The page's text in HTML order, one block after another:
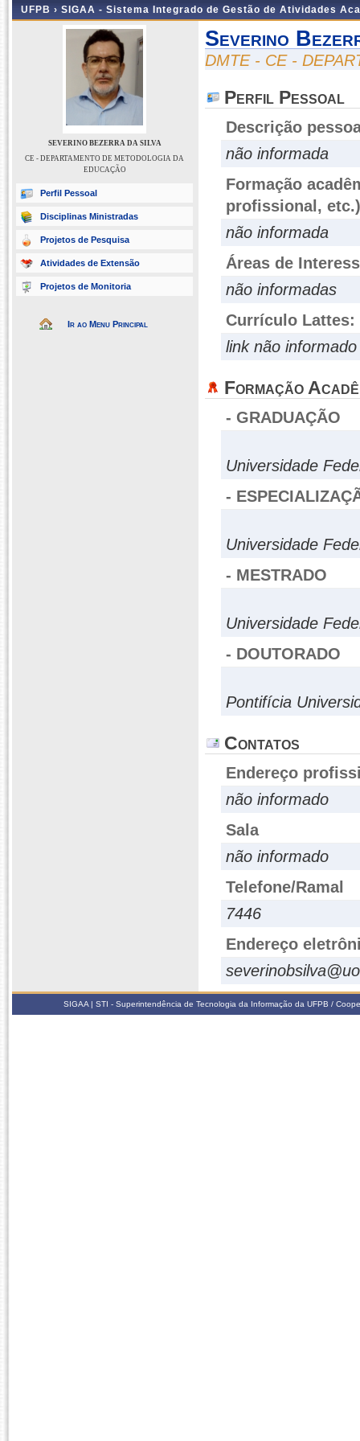
UFPB › SIGAA - Sistema Integrado de Gestão de Atividades
SEVERINO BEZERRA DA SILVA
CE - DEPARTAMENTO DE METODOLOGIA DA
EDUCAÇÃO
Perfil Pessoal
Disciplinas Ministradas
Projetos de Pesquisa
Atividades de Extensão
Projetos de Monitoria
Ir ao Menu Principal
Severino
DMTE - CE -
Perfil Pessoal
Descrição
não informada
Formação
profissional, etc.)
não informada
Áreas de
não informadas
Currículo Lattes:
link não informado
Formação
- GRADUAÇÃO
Universidade
-
Universidade
- MESTRADO
Universidade
- DOUTORADO
Pontifícia
Contatos
Endereço
não informado
Sala
não informado
Telefone/Ramal
7446
Endereço
SIGAA | STI - Superintendência de Tecnologia da Informação da UFPB /